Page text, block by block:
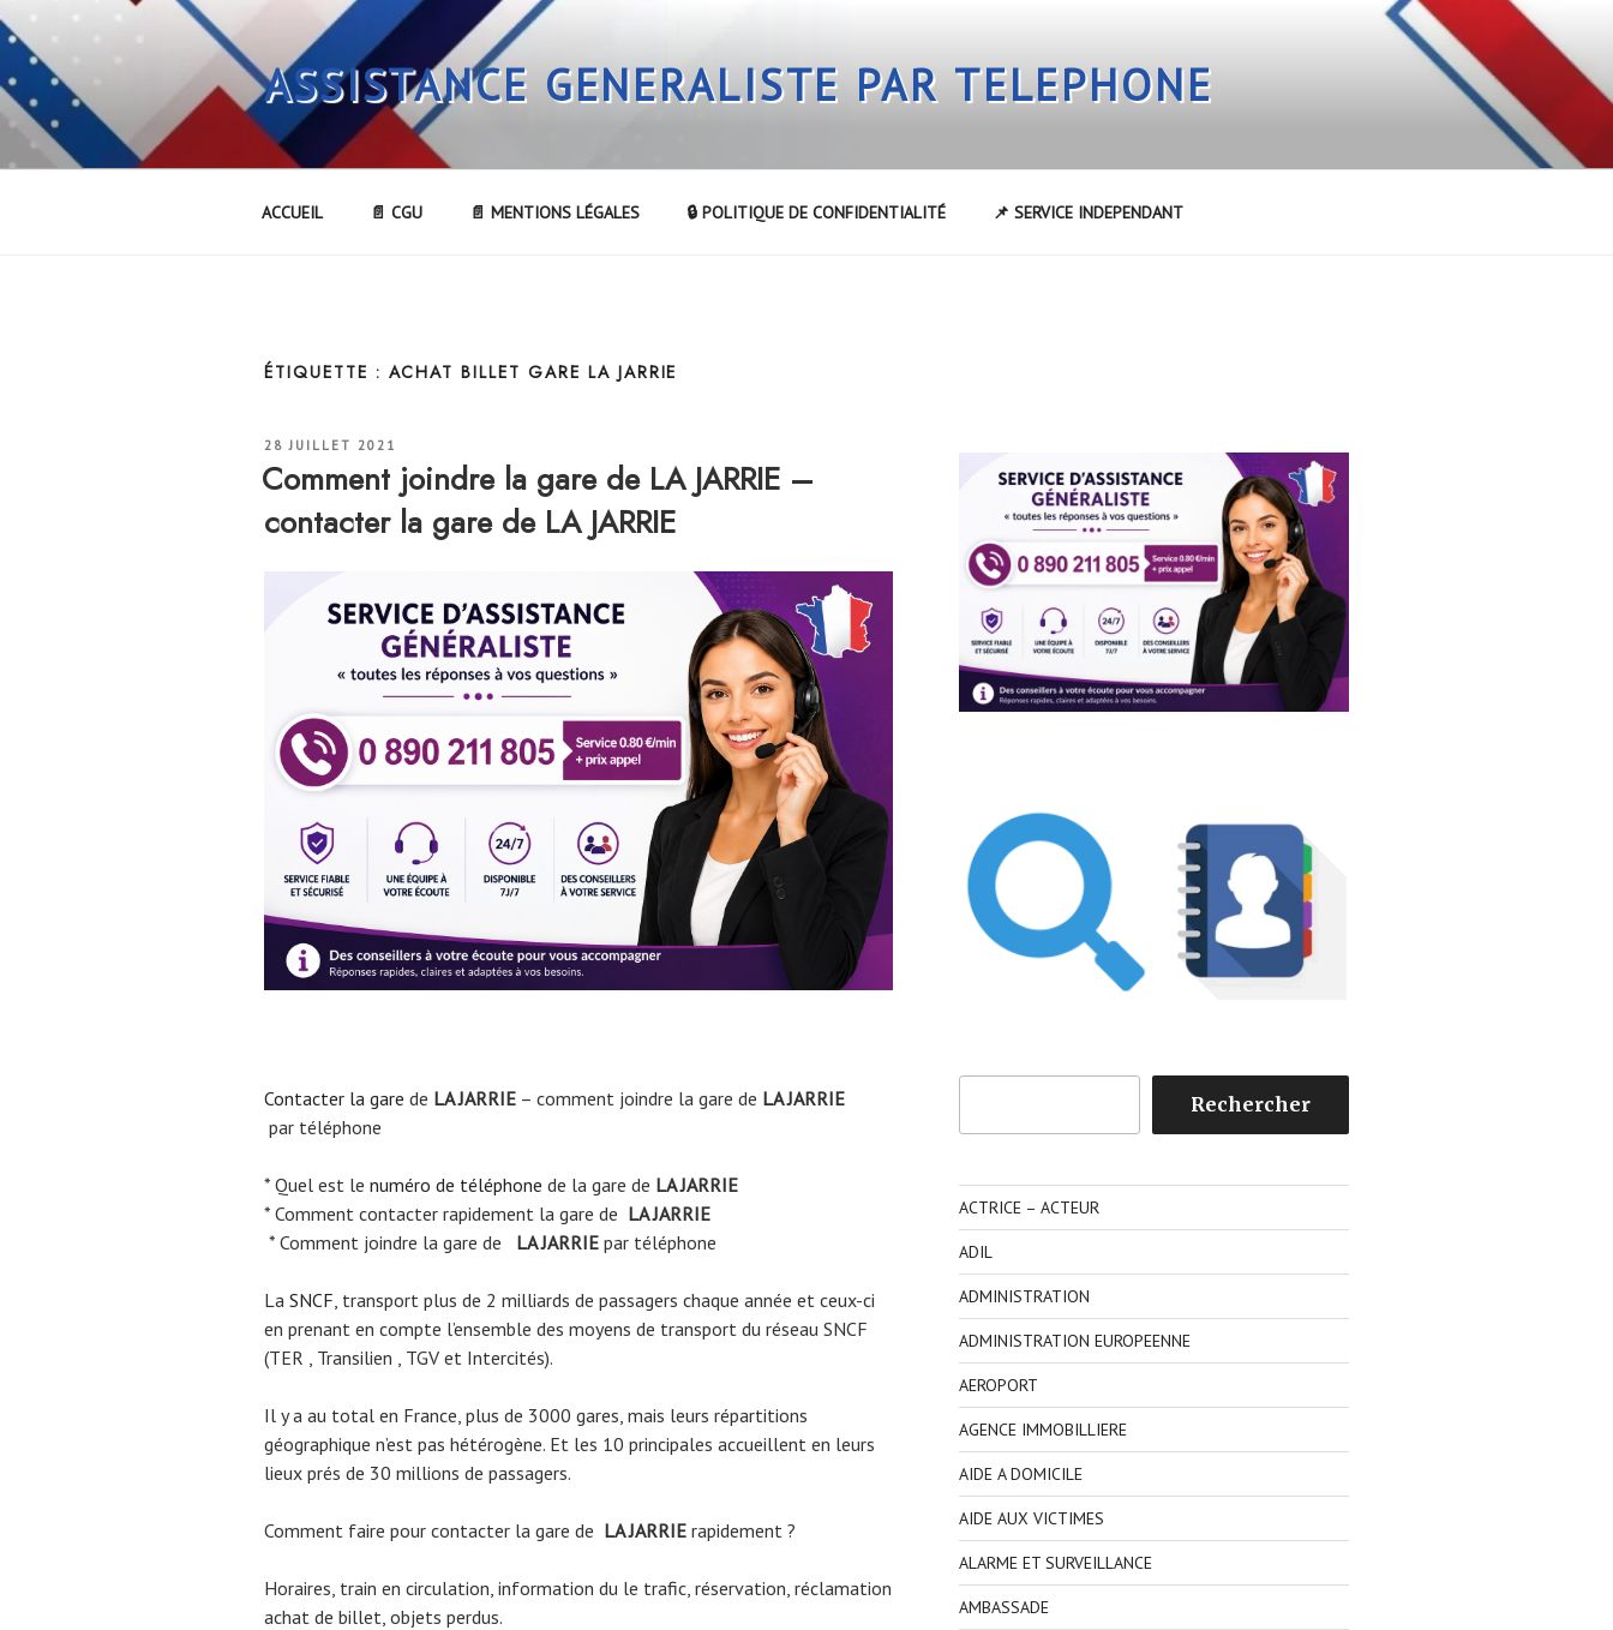
Aller
au
contenu
principal
ASSISTANCE GENERALISTE PAR TELEPHONE
ACCUEIL 📄 CGU 📄 MENTIONS LÉGALES 🔒 POLITIQUE DE CONFIDENTIALITÉ 📌 SERVICE INDEPENDANT
ÉTIQUETTE : ACHAT BILLET GARE LA JARRIE
PUBLIÉ
28 JUILLET 2021
Comment joindre la gare de LA JARRIE –
contacter la gare de LA JARRIE
Contacter la gare de LA JARRIE – comment joindre la gare de LA JARRIE
par téléphone
* Quel est le numéro de téléphone de la gare de LA JARRIE
* Comment contacter rapidement la gare de LA JARRIE
* Comment joindre la gare de
LA JARRIE par téléphone
La SNCF , transport plus de 2 milliards de passagers chaque année et ceux-ci
en prenant en compte l’ensemble des moyens de transport du réseau SNCF
(TER , Transilien , TGV et Intercités).
Il y a au total en France, plus de 3000 gares, mais leurs répartitions
géographique n’est pas hétérogène. Et les 10 principales accueillent en leurs
lieux prés de 30 millions de passagers.
Comment faire pour contacter la gare de LA JARRIE rapidement ?
Horaires, train en circulation, information du le trafic, réservation, réclamation
achat de billet, objets perdus.
Rechercher
ACTRICE – ACTEUR
ADIL
ADMINISTRATION
ADMINISTRATION EUROPEENNE
AEROPORT
AGENCE IMMOBILLIERE
AIDE A DOMICILE
AIDE AUX VICTIMES
ALARME ET SURVEILLANCE
AMBASSADE